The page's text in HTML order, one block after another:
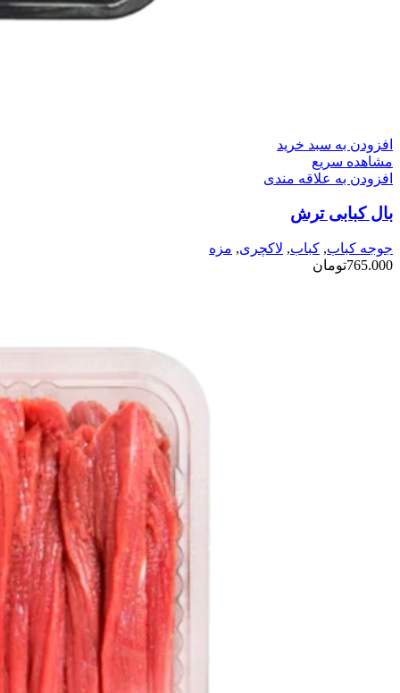
افزودن به سبد خرید
مشاهده سریع
افزودن به علاقه مندی
بال کبابی ترش
جوجه کباب, کباب, لاکچری, مزه
765.000تومان